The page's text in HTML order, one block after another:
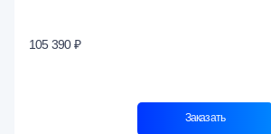
105 390 ₽
Заказать